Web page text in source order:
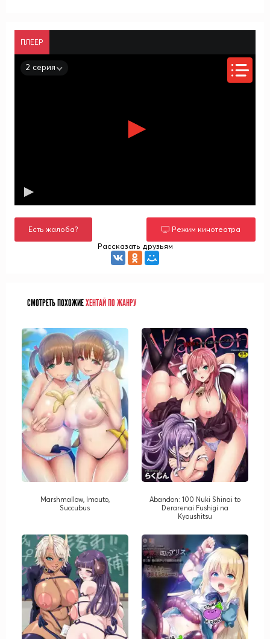
ПЛЕЕР
2 серия
Есть жалоба?
Режим кинотеатра
Рассказать друзьям
СМОТРЕТЬ ПОХОЖИЕХЕНТАЙ ПО ЖАНРУ
Marshmallow, Imouto,
Succubus
Abandon: 100 Nuki Shinai to
Derarenai Fushigi na
Kyoushitsu